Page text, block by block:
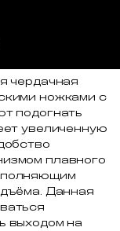
чердачная
ножками с
подогнать
увеличенную
плавного
Данная
выходом на